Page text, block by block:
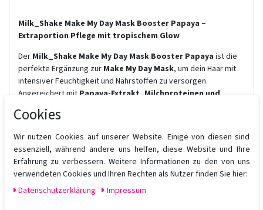
Milk_Shake Make My Day Mask Booster Papaya –
Extraportion Pflege mit tropischem Glow
Der Milk_Shake Make My Day Mask Booster Papaya ist die
perfekte Ergänzung zur Make My Day Mask, um dein Haar mit
intensiver Feuchtigkeit und Nährstoffen zu versorgen.
Angereichert mit Papaya-Extrakt, Milchproteinen und
Kämmbarkeit und verleiht einen exotisch-fruchtigen Duft.
Vorteile:
✔ Verstärkt die Wirkung der Make My Day Mask
✔ Spendet tiefenwirksame Feuchtigkeit & nährt das Haar
✔ Sorgt für Geschmeidigkeit, Glanz & verbesserte Kämmbarkeit
✔ Tropischer Papaya-Duft für ein luxuriöses Pflegeerlebnis
Cookies
Wir nutzen Cookies auf unserer Website. Einige von diesen sind
essenziell, während andere uns helfen, diese Website und Ihre
Erfahrung zu verbessern. Weitere Informationen zu den von uns
verwendeten Cookies und Ihren Rechten als Nutzer finden Sie hier:
Daten­schutz­erklärung
Impressum